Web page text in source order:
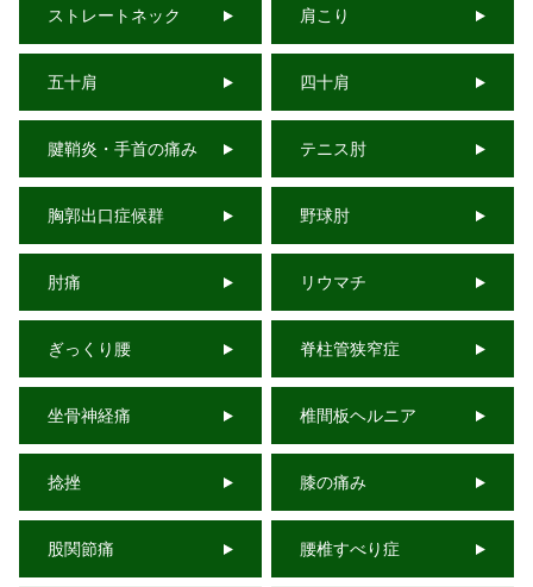
ストレートネック 肩こり
五十肩 四十肩
腱鞘炎・手首の痛み テニス肘
胸郭出口症候群 野球肘
肘痛 リウマチ
ぎっくり腰 脊柱管狭窄症
坐骨神経痛 椎間板ヘルニア
捻挫 膝の痛み
股関節痛 腰椎すべり症